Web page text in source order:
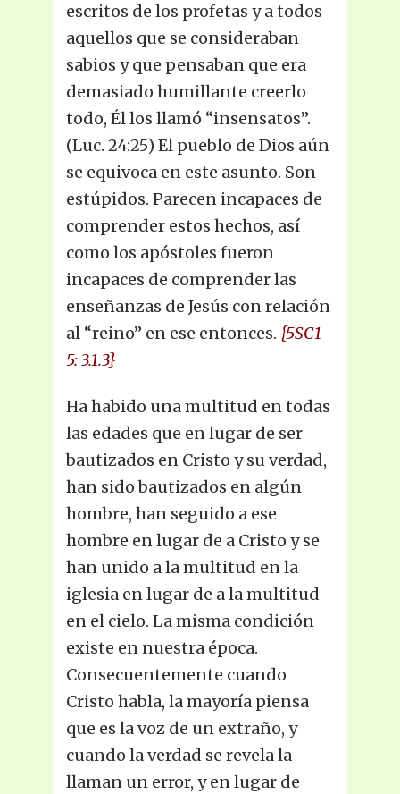
escritos de los profetas y a todos
aquellos que se consideraban
sabios y que pensaban que era
demasiado humillante creerlo
todo, Él los llamó “insensatos”.
(Luc. 24:25) El pueblo de Dios aún
se equivoca en este asunto. Son
estúpidos. Parecen incapaces de
comprender estos hechos, así
como los apóstoles fueron
incapaces de comprender las
enseñanzas de Jesús con relación
al “reino” en ese entonces. {5SC1-
5: 3.1.3}
Ha habido una multitud en todas
las edades que en lugar de ser
bautizados en Cristo y su verdad,
han sido bautizados en algún
hombre, han seguido a ese
hombre en lugar de a Cristo y se
han unido a la multitud en la
iglesia en lugar de a la multitud
en el cielo. La misma condición
existe en nuestra época.
Consecuentemente cuando
Cristo habla, la mayoría piensa
que es la voz de un extraño, y
cuando la verdad se revela la
llaman un error, y en lugar de